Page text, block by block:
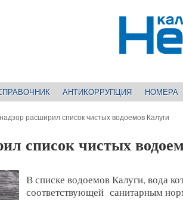
АНТИКОРРУПЦИЯ НОМЕРА
расширил список чистых водоемов Калуги
список чистых
В списке водоемов Калуги, вода
соответствующей санитарным